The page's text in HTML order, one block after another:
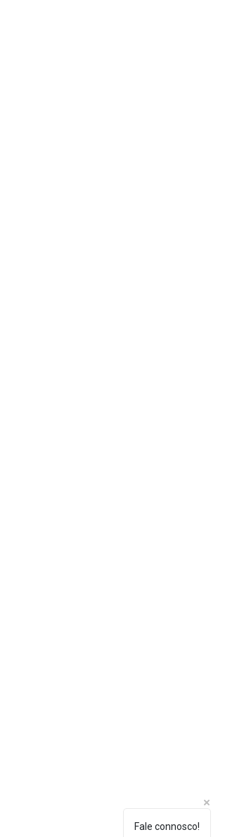
Fale connosco!